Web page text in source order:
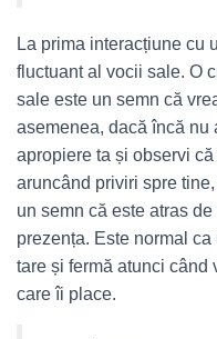
La prima interacțiune cu
fluctuant al vocii sale. O
sale este un semn că
asemenea, dacă încă nu
apropiere ta și observi
aruncând priviri spre
un semn că este atras
prezența. Este normal
tare și fermă atunci când
care îi place.